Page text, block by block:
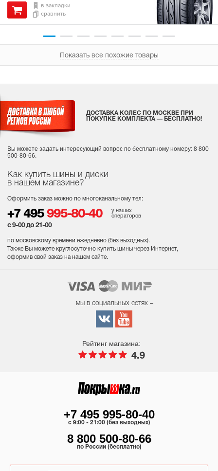
в закладки
сравнить
Показать все похожие товары
Как купить шины и диски
в нашем магазине?
Оформить заказ можно по многоканальному тел:
+7 495 995-80-40
у наших
операторов
с 9-00 до 21-00
по московскому времени ежедневно (без выходных).
Также Вы можете круглосуточно купить шины через Интернет,
оформив свой заказ на нашем сайте.
ДОСТАВКА КОЛЕС ПО МОСКВЕ ПРИ
ПОКУПКЕ КОМПЛЕКТА — БЕСПЛАТНО!
Вы можете задать интересующий вопрос по бесплатному номеру: 8 800
500-80-66.
мы в социальных сетях –
Рейтинг магазина:
4.9
+7 495 995-80-40
c 9:00 - 21:00 (без выходных)
8 800 500-80-66
по России (бесплатно)